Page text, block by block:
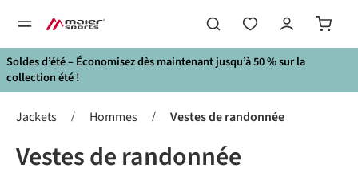
principal
Soldes d’été – Économisez dès maintenant jusqu’à 50 % sur la
collection été !
Jackets / Hommes / Vestes de randonnée
Vestes de randonnée